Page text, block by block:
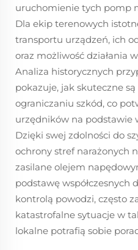
uruchomienie tych pomp
Dla ekip terenowych
transportu urządzeń, ich
oraz możliwość działania
Analiza historycznych
pokazuje, jak skuteczne
ograniczaniu szkód, co
urzędników na podstawie
Dzięki swej zdolności do
ochrony stref narażonych
zasilane olejem
podstawę współczesnych
kontrolą powodzi, często
katastrofalne sytuacje w
lokalne potrafią sobie